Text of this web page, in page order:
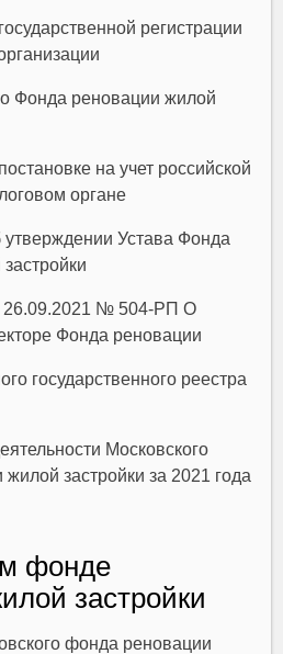
регистрации
Фонда реновации жилой
на учет российской
органе
Устава Фонда
26.09.2021 № 504-РП О
Фонда реновации
государственного реестра
Московского
застройки за 2021 года
фонде
застройки
фонда реновации